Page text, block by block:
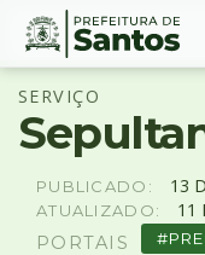
Ir
para
conteúdo
para
Conteúdo
SERVIÇO
PUBLICADO: 13
ATUALIZADO: 11
PORTAIS